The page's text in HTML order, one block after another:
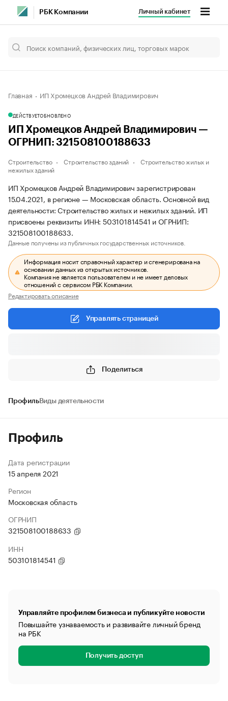
РБК Компании Личный кабинет
Главная ИП Хромецков Андрей Владимирович
ДЕЙСТВУЕТОБНОВЛЕНО
ИП Хромецков Андрей Владимирович —
ОГРНИП: 321508100188633
Строительство Строительство зданий
Строительство жилых и
нежилых зданий
ИП Хромецков Андрей Владимирович зарегистрирован
15.04.2021, в регионе — Московская область. Основной вид
деятельности: Строительство жилых и нежилых зданий. ИП
присвоены реквизиты ИНН: 503101814541 и ОГРНИП:
321508100188633.
Данные получены из публичных государственных источников.
Информация носит справочный характер и сгенерирована на
основании данных из открытых источников.
Компания не является пользователем и не имеет деловых
отношений с сервисом РБК Компании.
Редактировать описание
Управлять страницей
Поделиться
ПрофильВиды деятельности
Профиль
Дата регистрации
15 апреля 2021
Регион
Московская область
ОГРНИП
321508100188633
ИНН
503101814541
Управляйте профилем бизнеса и публикуйте новости
Повышайте узнаваемость и развивайте личный бренд
на РБК
Получить доступ